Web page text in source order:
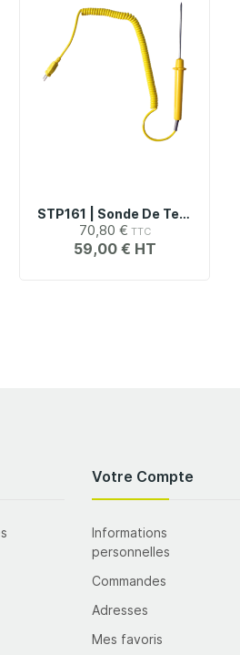
STP161 | Sonde De Température De Pénétration Type K, -40°C À 510°C
70,80 €
59,00 €
Votre Compte
Informations
personnelles
Commandes
Adresses
Mes favoris